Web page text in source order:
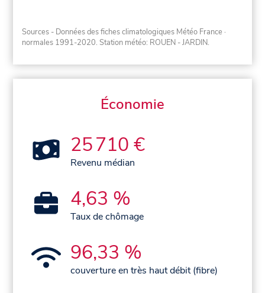
Sources - Données des fiches climatologiques Météo France ·
normales 1991-2020. Station météo: ROUEN - JARDIN.
Économie
25 710 €
Revenu médian
4,63 %
Taux de chômage
96,33 %
couverture en très haut débit (fibre)